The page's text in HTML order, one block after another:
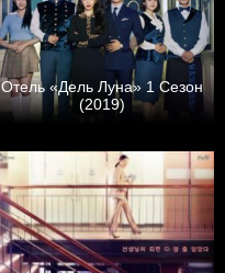
Отель «Дель Луна» 1 Сезон
(2019)